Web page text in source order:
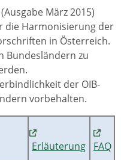
März 2015)
die Harmonisierung der
in Österreich.
Bundesländern zu
der OIB-
vorbehalten.
Erläuterung
FAQ